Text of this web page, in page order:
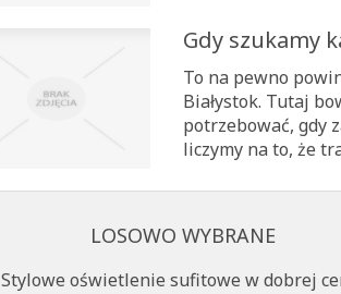
Gdy szukamy
To na pewno
Białystok. Tutaj
potrzebować, gdy
liczymy na to, że
LOSOWO WYBRANE
Stylowe oświetlenie sufitowe w dobrej